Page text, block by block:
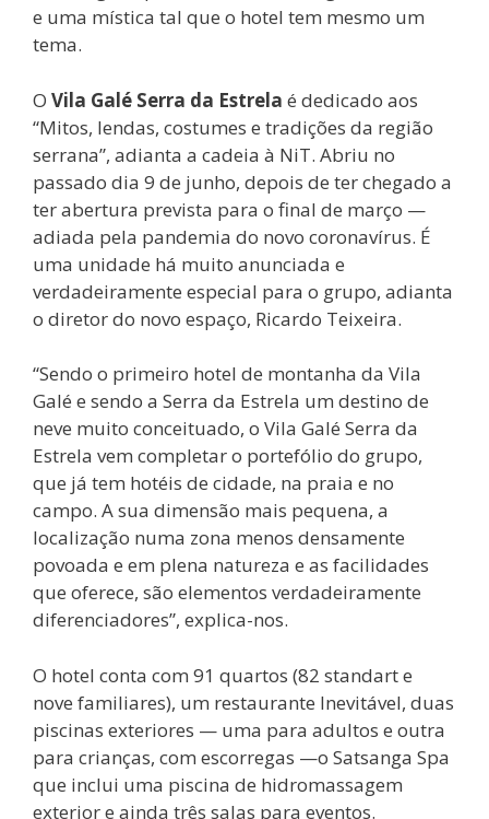
e uma mística tal que o hotel tem mesmo um
tema.
O Vila Galé Serra da Estrela é dedicado aos
“Mitos, lendas, costumes e tradições da região
serrana”, adianta a cadeia à NiT. Abriu no
passado dia 9 de junho, depois de ter chegado a
ter abertura prevista para o final de março —
adiada pela pandemia do novo coronavírus. É
uma unidade há muito anunciada e
verdadeiramente especial para o grupo, adianta
o diretor do novo espaço, Ricardo Teixeira.
“Sendo o primeiro hotel de montanha da Vila
Galé e sendo a Serra da Estrela um destino de
neve muito conceituado, o Vila Galé Serra da
Estrela vem completar o portefólio do grupo,
que já tem hotéis de cidade, na praia e no
campo. A sua dimensão mais pequena, a
localização numa zona menos densamente
povoada e em plena natureza e as facilidades
que oferece, são elementos verdadeiramente
diferenciadores”, explica-nos.
O hotel conta com 91 quartos (82 standart e
nove familiares), um restaurante Inevitável, duas
piscinas exteriores — uma para adultos e outra
para crianças, com escorregas —o Satsanga Spa
que inclui uma piscina de hidromassagem
exterior e ainda três salas para eventos.